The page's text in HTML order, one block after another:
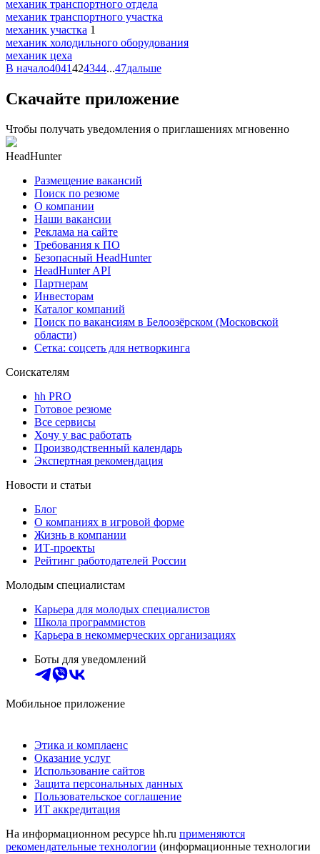
механик транспортного отдела
механик транспортного участка
механик участка 1
механик холодильного оборудования
механик цеха
В начало4041424344...47дальше
Скачайте приложение
Чтобы получать уведомления о приглашениях мгновенно
HeadHunter
Размещение вакансий
Поиск по резюме
О компании
Наши вакансии
Реклама на сайте
Требования к ПО
Безопасный HeadHunter
HeadHunter API
Партнерам
Инвесторам
Каталог компаний
Поиск по вакансиям в Белоозёрском (Московской
области)
Сетка: соцсеть для нетворкинга
Соискателям
hh PRO
Готовое резюме
Все сервисы
Хочу у вас работать
Производственный календарь
Экспертная рекомендация
Новости и статьи
Блог
О компаниях в игровой форме
Жизнь в компании
ИТ-проекты
Рейтинг работодателей России
Молодым специалистам
Карьера для молодых специалистов
Школа программистов
Карьера в некоммерческих организациях
Боты для уведомлений
Мобильное приложение
Этика и комплаенс
Оказание услуг
Использование сайтов
Защита персональных данных
Пользовательское соглашение
ИТ аккредитация
На информационном ресурсе hh.ru применяются
рекомендательные технологии (информационные технологии